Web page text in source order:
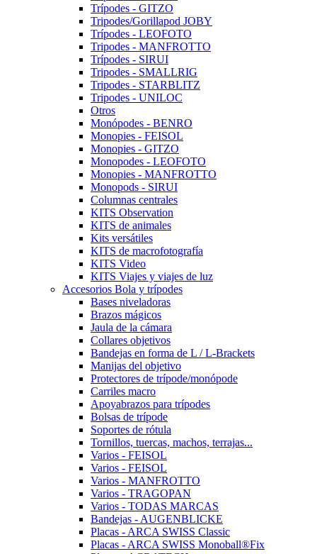
Trípodes - GITZO
Tripodes/Gorillapod JOBY
Trípodes - LEOFOTO
Tripodes - MANFROTTO
Trípodes - SIRUI
Tripodes - SMALLRIG
Tripodes - STARBLITZ
Tripodes - UNILOC
Otros
Monópodes - BENRO
Monopies - FEISOL
Monopies - GITZO
Monopodes - LEOFOTO
Monopies - MANFROTTO
Monopods - SIRUI
Columnas centrales
KITS Observation
KITS de animales
Kits versátiles
KITS de macrofotografía
KITS Video
KITS Viajes y viajes de luz
Accesorios Bola y trípodes
Bases niveladoras
Brazos mágicos
Jaula de la cámara
Collares objetivos
Bandejas en forma de L / L-Brackets
Manijas del objetivo
Protectores de trípode/monópode
Carriles macro
Apoyabrazos para trípodes
Bolsas de trípode
Soportes de rótula
Tornillos, tuercas, machos, terrajas...
Varios - FEISOL
Varios - FEISOL
Varios - MANFROTTO
Varios - TRAGOPAN
Varios - TODAS MARCAS
Bandejas - AUGENBLICKE
Placas - ARCA SWISS Classic
Placas - ARCA SWISS Monoball®Fix